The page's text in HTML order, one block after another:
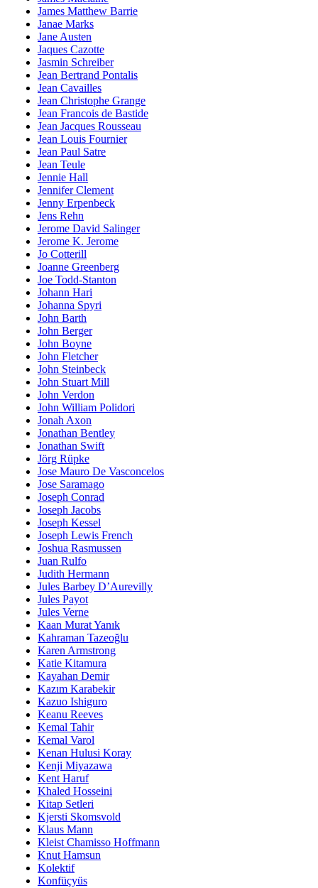
James Matthew Barrie
Janae Marks
Jane Austen
Jaques Cazotte
Jasmin Schreiber
Jean Bertrand Pontalis
Jean Cavailles
Jean Christophe Grange
Jean Francois de Bastide
Jean Jacques Rousseau
Jean Louis Fournier
Jean Paul Satre
Jean Teule
Jennie Hall
Jennifer Clement
Jenny Erpenbeck
Jens Rehn
Jerome David Salinger
Jerome K. Jerome
Jo Cotterill
Joanne Greenberg
Joe Todd-Stanton
Johann Hari
Johanna Spyri
John Barth
John Berger
John Boyne
John Fletcher
John Steinbeck
John Stuart Mill
John Verdon
John William Polidori
Jonah Axon
Jonathan Bentley
Jonathan Swift
Jörg Rüpke
Jose Mauro De Vasconcelos
Jose Saramago
Joseph Conrad
Joseph Jacobs
Joseph Kessel
Joseph Lewis French
Joshua Rasmussen
Juan Rulfo
Judith Hermann
Jules Barbey D’Aurevilly
Jules Payot
Jules Verne
Kaan Murat Yanık
Kahraman Tazeoğlu
Karen Armstrong
Katie Kitamura
Kayahan Demir
Kazım Karabekir
Kazuo Ishiguro
Keanu Reeves
Kemal Tahir
Kemal Varol
Kenan Hulusi Koray
Kenji Miyazawa
Kent Haruf
Khaled Hosseini
Kitap Setleri
Kjersti Skomsvold
Klaus Mann
Kleist Chamisso Hoffmann
Knut Hamsun
Kolektif
Konfüçyüs